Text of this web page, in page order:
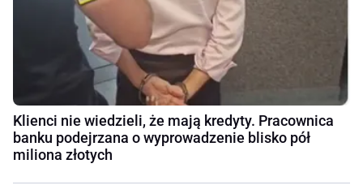
Klienci nie wiedzieli, że mają kredyty. Pracownica
banku podejrzana o wyprowadzenie blisko pół
miliona złotych